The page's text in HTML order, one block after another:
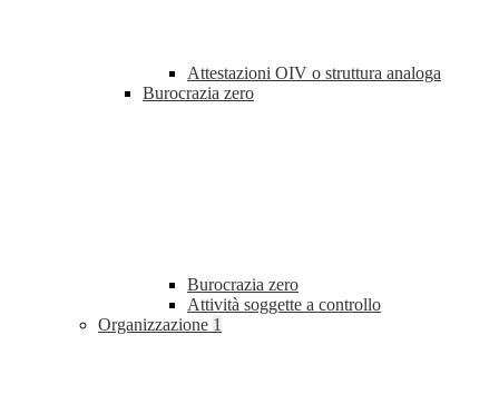
Attestazioni OIV o struttura analoga
Burocrazia zero
Burocrazia zero
Attività soggette a controllo
Organizzazione 1